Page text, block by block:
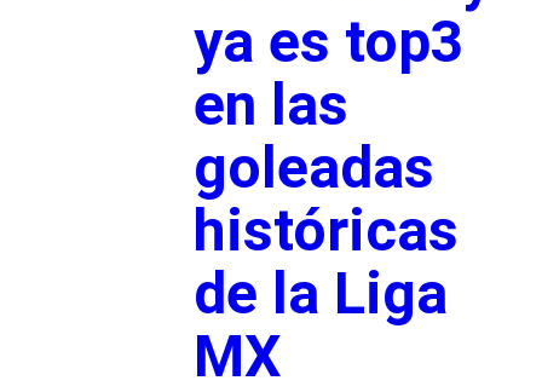
ya es top3
en las
goleadas
históricas
de la Liga
MX